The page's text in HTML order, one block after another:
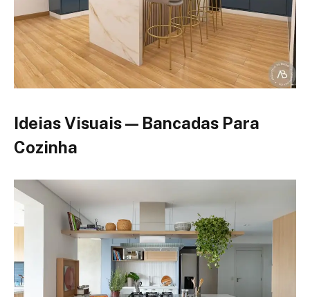
Ideias Visuais — Bancadas Para
Cozinha